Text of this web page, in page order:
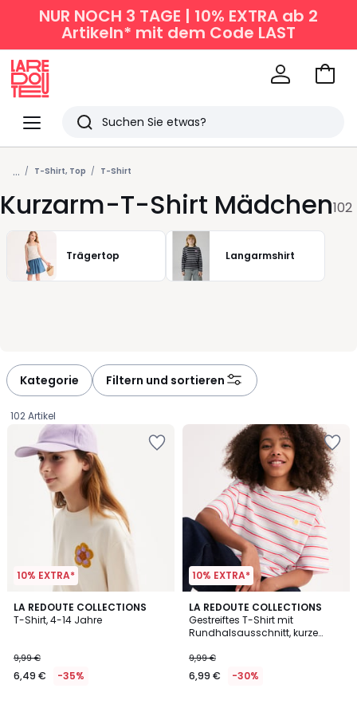
NUR NOCH 3 TAGE | 10% EXTRA ab 2
Artikeln* mit dem Code LAST
Menü
Redoute
Suchen
Zuletzt
angesehen
Artikel
Zum
... T-Shirt, Top T-Shirt
Kurzarm-T-Shirt Mädchen102
Trägertop Langarmshirt
Kategorie Filtern und sortieren
102 Artikel
10% EXTRA*
LA REDOUTE COLLECTIONS
T-Shirt, 4-14 Jahre
€
Statt
9,99 €
6,49 € -35%
10% EXTRA*
LA REDOUTE COLLECTIONS
Gestreiftes T-Shirt mit
Rundhalsausschnitt, kurze
9,99 €
6,99 € -30%
1
/
5
2
Farben